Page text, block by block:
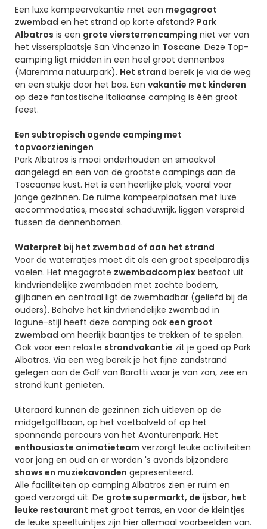
Beschrijving
Een luxe kampeervakantie met een megagroot
zwembad en het strand op korte afstand? Park
Albatros is een grote viersterrencamping niet ver van
het vissersplaatsje San Vincenzo in Toscane. Deze Top-
camping ligt midden in een heel groot dennenbos
(Maremma natuurpark). Het strand bereik je via de weg
en een stukje door het bos. Een vakantie met kinderen
op deze fantastische Italiaanse camping is één groot
feest.
Een subtropisch ogende camping met
topvoorzieningen
Park Albatros is mooi onderhouden en smaakvol
aangelegd en een van de grootste campings aan de
Toscaanse kust. Het is een heerlijke plek, vooral voor
jonge gezinnen. De ruime kampeerplaatsen met luxe
accommodaties, meestal schaduwrijk, liggen verspreid
tussen de dennenbomen.
Waterpret bij het zwembad of aan het strand
Voor de waterratjes moet dit als een groot speelparadijs
voelen. Het megagrote zwembadcomplexbestaat uit
kindvriendelijke zwembaden met zachte bodem,
glijbanen en centraal ligt de zwembadbar (geliefd bij de
ouders). Behalve het kindvriendelijke zwembad in
lagune-stijl heeft deze camping ook een groot
zwembad om heerlijk baantjes te trekken of te spelen.
Ook voor een relaxte strandvakantie zit je goed op Park
Albatros. Via een weg bereik je het fijne zandstrand
gelegen aan de Golf van Baratti waar je van zon, zee en
strand kunt genieten.
Uiteraard kunnen de gezinnen zich uitleven op de
midgetgolfbaan, op het voetbalveld of op het
spannende parcours van het Avonturenpark. Het
enthousiaste animatieteam verzorgt leuke activiteiten
voor jong en oud en er worden 's avonds bijzondere
shows en muziekavonden gepresenteerd.
Alle faciliteiten op camping Albatros zien er ruim en
goed verzorgd uit. De grote supermarkt, de ijsbar, het
leuke restaurant met groot terras, en voor de kleintjes
de leuke speeltuintjes zijn hier allemaal voorbeelden van.